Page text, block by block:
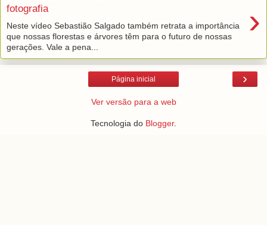
fotografia
›
Neste vídeo Sebastião Salgado também retrata a importância
que nossas florestas e árvores têm para o futuro de nossas
gerações. Vale a pena...
›
Página inicial
Ver versão para a web
Tecnologia do Blogger.